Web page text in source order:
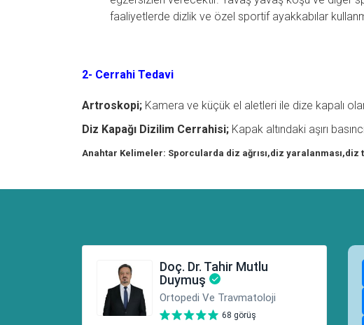
faaliyetlerde dizlik ve özel sportif ayakkabılar
2- Cerrahi Tedavi
Artroskopi; Kamera ve küçük el aletleri ile dize kapalı
Diz Kapağı Dizilim Cerrahisi; Kapak altındaki aşırı
Anahtar Kelimeler: Sporcularda diz ağrısı,diz yaralanması,diz